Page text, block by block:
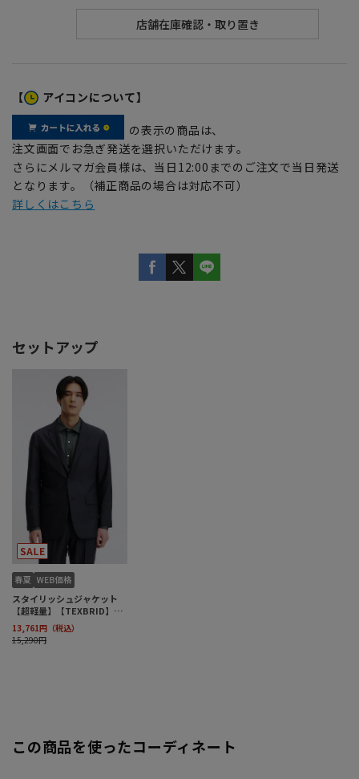
【 アイコンについて】
の表示の商品は、
注文画面でお急ぎ発送を選択いただけます。
さらにメルマガ会員様は、当日12:00までのご注文で当日発送
となります。（補正商品の場合は対応不可）
詳しくはこちら
この商品を使ったコーディネート